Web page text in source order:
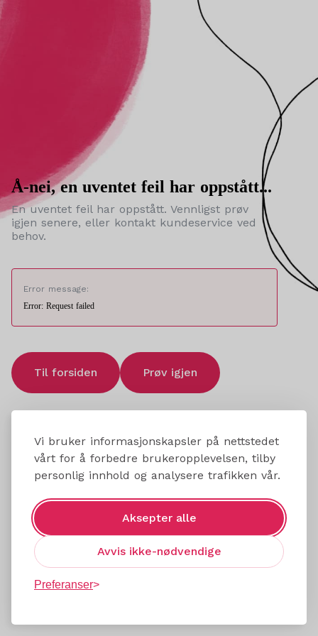
Vi bruker informasjonskapsler på nettstedet
vårt for å forbedre brukeropplevelsen, tilby
personlig innhold og analysere trafikken vår.
Aksepter alle
Avvis ikke-nødvendige
Preferanser
Å-nei, en uventet feil har oppstått...
En uventet feil har oppstått. Vennligst prøv
igjen senere, eller kontakt kundeservice ved
behov.
Error message:
Error: Request failed
Til forsiden Prøv igjen